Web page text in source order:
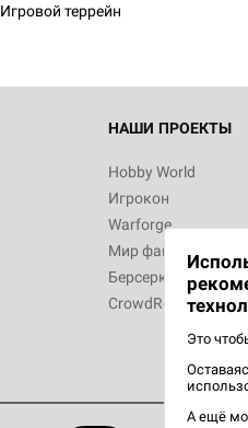
Игровой террейн
НАШИ ПРОЕКТЫ
Hobby World
Игрокон
Warforge
Мир фантастики
Берсерк
CrowdRepublic
Это
А ещё